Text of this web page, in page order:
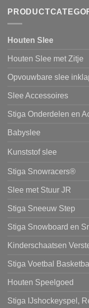
Houten Slee
Houten Slee met Zitje
Opvouwbare slee
Slee Accessoires
Stiga Onderdelen en
Babyslee
Kunststof slee
Stiga Snowracers®
Slee met Stuur JR
Stiga Sneeuw Step
Stiga Snowboard en
Kinderschaatsen
Stiga Voetbal Basketbal
Houten Speelgoed
Stiga IJshockeyspel,